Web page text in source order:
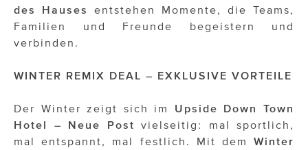
des Hauses
entstehen Momente, die Teams,
Familien und Freunde begeistern und
verbinden.
WINTER REMIX DEAL – EXKLUSIVE VORTEILE
Der Winter zeigt sich im Upside Down Town
Hotel – Neue Post vielseitig: mal sportlich,
mal entspannt, mal festlich. Mit dem Winter